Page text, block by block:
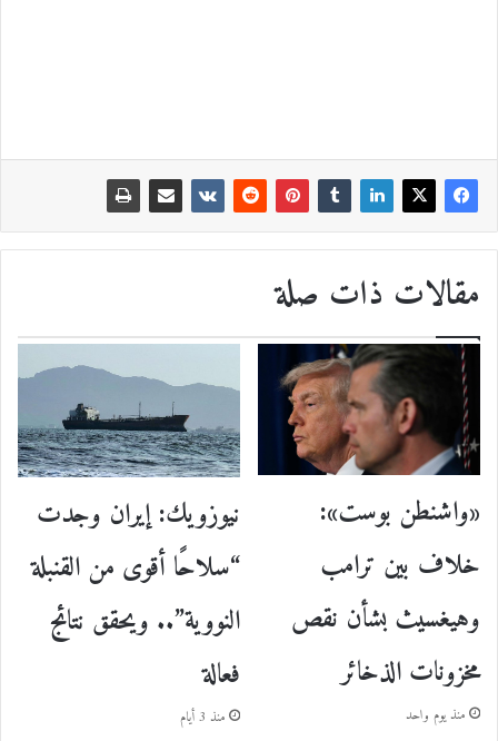
مقالات ذات صلة
«واشنطن بوست»:
خلاف بين ترامب
وهيغسيث بشأن نقص
مخزونات الذخائر
منذ يوم واحد
نيوزويك: إيران وجدت
“سلاحًا أقوى من القنبلة
النووية”.. ويحقق نتائج
فعالة
منذ 3 أيام